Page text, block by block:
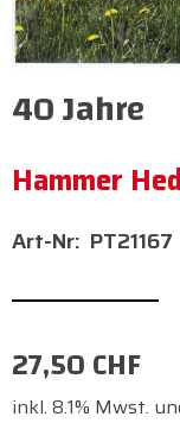
40 Jahre
Hammer
PT21167
27,50CHF
inkl. 8.1% Mwst.